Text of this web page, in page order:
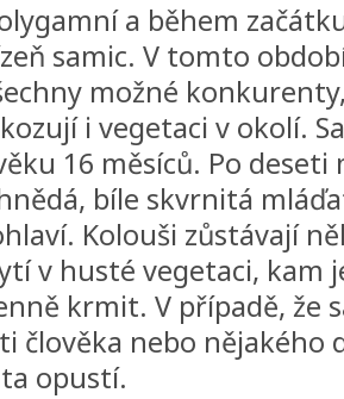
a během
samic. V tomto
možné
i vegetaci v okolí.
16 měsíců. Po
bíle skvrnitá
Kolouši zůstávají
v husté vegetaci, kam
krmit. V případě, že
člověka nebo nějakého
opustí.